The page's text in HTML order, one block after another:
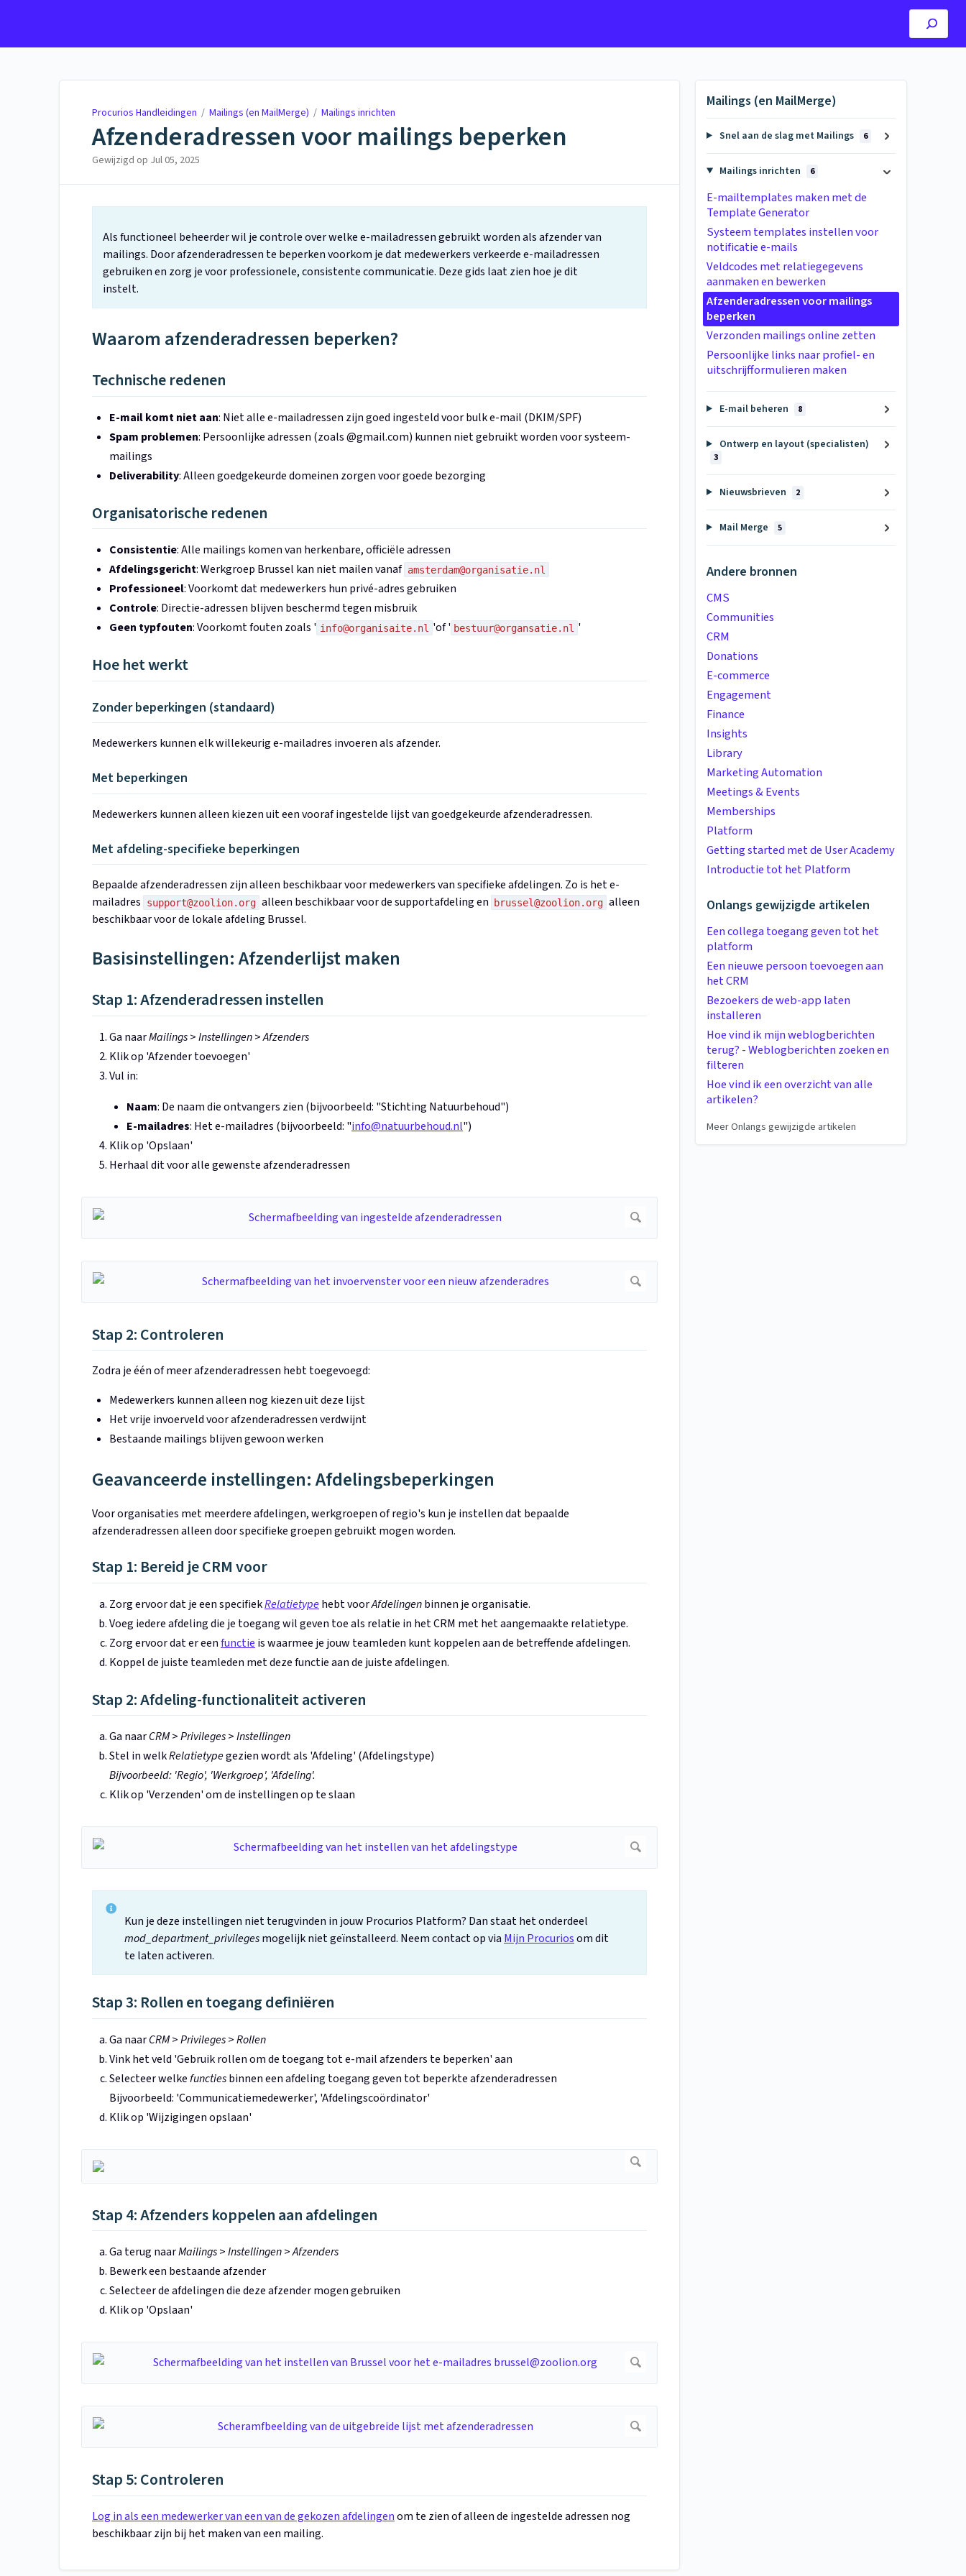
Procurios Handleidingen / Mailings (en MailMerge) / Mailings inrichten
Afzenderadressen voor mailings beperken
Gewijzigd op Jul 05, 2025
Als functioneel beheerder wil je controle over welke e-mailadressen gebruikt worden als afzender van
mailings. Door afzenderadressen te beperken voorkom je dat medewerkers verkeerde e-mailadressen
gebruiken en zorg je voor professionele, consistente communicatie. Deze gids laat zien hoe je dit
instelt.
Waarom afzenderadressen beperken?
Technische redenen
E-mail komt niet aan: Niet alle e-mailadressen zijn goed ingesteld voor bulk e-mail (DKIM/SPF)
Spam problemen: Persoonlijke adressen (zoals @gmail.com) kunnen niet gebruikt worden voor systeem-
mailings
Deliverability: Alleen goedgekeurde domeinen zorgen voor goede bezorging
Organisatorische redenen
Consistentie: Alle mailings komen van herkenbare, officiële adressen
Afdelingsgericht: Werkgroep Brussel kan niet mailen vanaf amsterdam@organisatie.nl
Professioneel: Voorkomt dat medewerkers hun privé-adres gebruiken
Controle: Directie-adressen blijven beschermd tegen misbruik
Geen typfouten: Voorkomt fouten zoals ' info@organisaite.nl 'of ' bestuur@organsatie.nl '
Hoe het werkt
Zonder beperkingen (standaard)
Medewerkers kunnen elk willekeurig e-mailadres invoeren als afzender.
Met beperkingen
Medewerkers kunnen alleen kiezen uit een vooraf ingestelde lijst van goedgekeurde afzenderadressen.
Met afdeling-specifieke beperkingen
Bepaalde afzenderadressen zijn alleen beschikbaar voor medewerkers van specifieke afdelingen. Zo is het e-
mailadres
support@zoolion.org alleen beschikbaar voor de supportafdeling en brussel@zoolion.org alleen
beschikbaar voor de lokale afdeling Brussel.
Basisinstellingen: Afzenderlijst maken
Stap 1: Afzenderadressen instellen
Ga naarMailings>Instellingen>Afzenders
Klik op 'Afzender toevoegen'
Vul in:
Naam: De naam die ontvangers zien (bijvoorbeeld: "Stichting Natuurbehoud")
E-mailadres: Het e-mailadres (bijvoorbeeld: "info@natuurbehoud.nl")
Klik op 'Opslaan'
Herhaal dit voor alle gewenste afzenderadressen
Stap 2: Controleren
Zodra je één of meer afzenderadressen hebt toegevoegd:
Medewerkers kunnen alleen nog kiezen uit deze lijst
Het vrije invoerveld voor afzenderadressen verdwijnt
Bestaande mailings blijven gewoon werken
Geavanceerde instellingen: Afdelingsbeperkingen
Voor organisaties met meerdere afdelingen, werkgroepen of regio's kun je instellen dat bepaalde
afzenderadressen alleen door specifieke groepen gebruikt mogen worden.
Stap 1: Bereid je CRM voor
Zorg ervoor dat je een specifiekRelatietypehebt voorAfdelingenbinnen je organisatie.
Voeg iedere afdeling die je toegang wil geven toe als relatie in het CRM met het aangemaakte relatietype.
Zorg ervoor dat er eenfunctie is waarmee je jouw teamleden kunt koppelen aan de betreffende afdelingen.
Koppel de juiste teamleden met deze functie aan de juiste afdelingen.
Stap 2: Afdeling-functionaliteit activeren
Ga naarCRM>Privileges>Instellingen
Stel in welkRelatietypegezien wordt als 'Afdeling' (Afdelingstype)
Bijvoorbeeld: 'Regio', 'Werkgroep', 'Afdeling'.
Klik op 'Verzenden' om de instellingen op te slaan
Kun je deze instellingen niet terugvinden in jouw Procurios Platform? Dan staat het onderdeel
mod_department_privilegesmogelijk niet geïnstalleerd. Neem contact op via Mijn Procuriosom dit
te laten activeren.
Stap 3: Rollen en toegang definiëren
Ga naarCRM>Privileges>Rollen
Vink het veld 'Gebruik rollen om de toegang tot e-mail afzenders te beperken' aan
Selecteer welkefunctiesbinnen een afdeling toegang geven tot beperkte afzenderadressen
Bijvoorbeeld: 'Communicatiemedewerker', 'Afdelingscoördinator'
Klik op 'Wijzigingen opslaan'
Stap 4: Afzenders koppelen aan afdelingen
Ga terug naarMailings>Instellingen>Afzenders
Bewerk een bestaande afzender
Selecteer de afdelingen die deze afzender mogen gebruiken
Klik op 'Opslaan'
Stap 5: Controleren
Log in als een medewerker van een van de gekozen afdelingenom te zien of alleen de ingestelde adressen nog
beschikbaar zijn bij het maken van een mailing.
Mailings (en MailMerge)
Snel aan de slag met Mailings 6
Mailings inrichten 6
E-mailtemplates maken met de
Template Generator
Systeem templates instellen voor
notificatie e-mails
Veldcodes met relatiegegevens
aanmaken en bewerken
Afzenderadressen voor mailings
beperken
Verzonden mailings online zetten
Persoonlijke links naar profiel- en
uitschrijfformulieren maken
E-mail beheren 8
Ontwerp en layout (specialisten)
3
Nieuwsbrieven 2
Mail Merge 5
Andere bronnen
CMS
Communities
CRM
Donations
E-commerce
Engagement
Finance
Insights
Library
Marketing Automation
Meetings & Events
Memberships
Platform
Getting started met de User Academy
Introductie tot het Platform
Onlangs gewijzigde artikelen
Een collega toegang geven tot het
platform
Een nieuwe persoon toevoegen aan
het CRM
Bezoekers de web-app laten
installeren
Hoe vind ik mijn weblogberichten
terug? - Weblogberichten zoeken en
filteren
Hoe vind ik een overzicht van alle
artikelen?
Meer Onlangs gewijzigde artikelen